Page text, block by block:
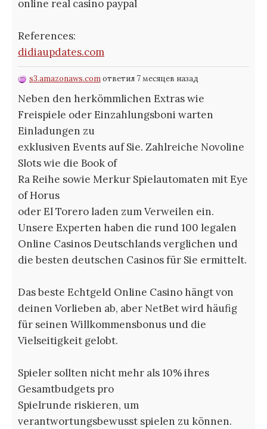
online real casino paypal
References:
didiaupdates.com
s3.amazonaws.comответил 7 месяцев назад
Neben den herkömmlichen Extras wie
Freispiele oder Einzahlungsboni warten
Einladungen zu
exklusiven Events auf Sie. Zahlreiche Novoline
Slots wie die Book of
Ra Reihe sowie Merkur Spielautomaten mit Eye
of Horus
oder El Torero laden zum Verweilen ein.
Unsere Experten haben die rund 100 legalen
Online Casinos Deutschlands verglichen und
die besten deutschen Casinos für Sie ermittelt.
Das beste Echtgeld Online Casino hängt von
deinen Vorlieben ab, aber NetBet wird häufig
für seinen Willkommensbonus und die
Vielseitigkeit gelobt.
Spieler sollten nicht mehr als 10% ihres
Gesamtbudgets pro
Spielrunde riskieren, um
verantwortungsbewusst spielen zu können.